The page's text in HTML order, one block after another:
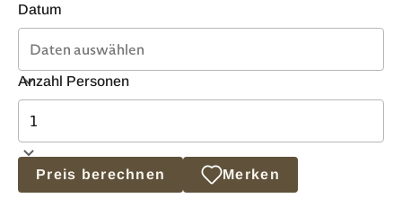
Datum
Anzahl Personen
Preis berechnen Merken